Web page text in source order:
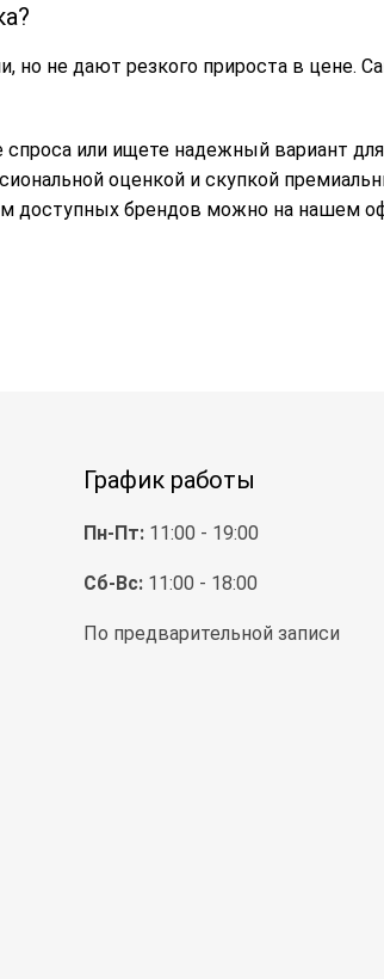
но не дают резкого прироста в цене.
или ищете надежный вариант для
оценкой и скупкой
доступных брендов можно на нашем
График работы
Пн-Пт: 11:00 - 19:00
Сб-Вс: 11:00 - 18:00
По предварительной записи